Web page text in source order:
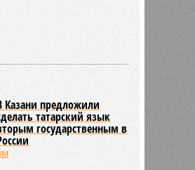
Казани предложили
татарский язык
государственным в